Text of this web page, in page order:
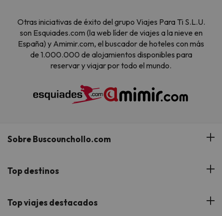
Otras iniciativas de éxito del grupo Viajes Para Ti S.L.U.
son Esquiades.com (la web líder de viajes a la nieve en
España) y Amimir.com, el buscador de hoteles con más
de 1.000.000 de alojamientos disponibles para
reservar y viajar por todo el mundo.
Sobre Buscounchollo.com
¿Quiénes somos?
Buscounchollo en los medios
Top destinos
Hoteles Andalucía
Top viajes destacados